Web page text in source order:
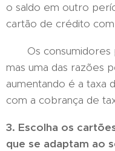
o saldo em outro
cartão de crédito com
Os consumidores
mas uma das razões
aumentando é a taxa
com a cobrança de
3. Escolha os
que se adaptam ao